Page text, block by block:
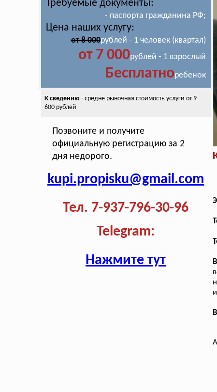
Требуемые документы:
- паспорта гражданина РФ;
Цена наших услугу:
от 8 000рублей - 1 человек (квартал)
от 7 000рублей - 1 взрослый
Бесплатноребенок
К сведению - средне рыночная стоимость услуги от 9
600 рублей
Позвоните и получите
официальную регистрацию за 2
дня недорого.
kupi.propisku@gmail.com
Тел. 7-937-796-30-96
Telegram:
Нажмите тут